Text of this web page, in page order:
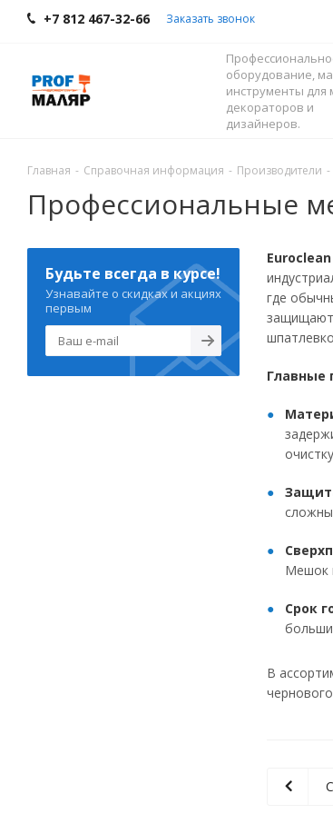
+7 812 467-32-66 Заказать звонок
оборудование,
инструменты для
декораторов и
дизайнеров.
Главная - Справочная информация - Производители -
Профессиональные
Euroclean
где
защищают
Главные
Мешок
Срок
В
Будьте всегда в курсе!
Узнавайте о скидках и акциях
первым